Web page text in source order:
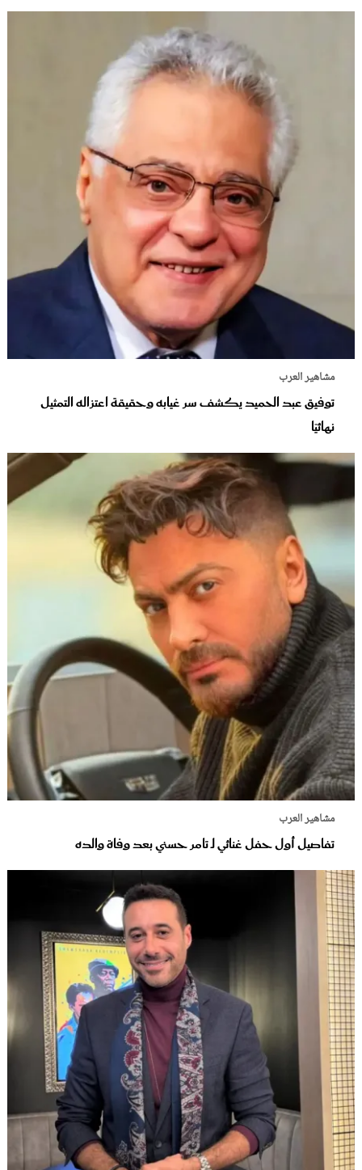
مشاهير العرب
توفيق عبد الحميد يكشف سر غيابه وحقيقة اعتزاله التمثيل
نهائيًا
مشاهير العرب
تفاصيل أول حفل غنائي لـ تامر حسني بعد وفاة والده